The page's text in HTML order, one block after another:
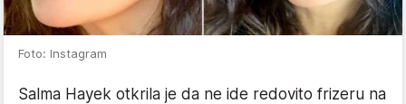
Foto: Instagram
Salma Hayek otkrila je da ne ide redovito frizeru na